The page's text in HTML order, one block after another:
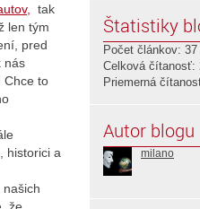
tak
len tým
pred
nás
Chce to
historici a
že
Štatistiky
Počet článkov: 37
Celková čítanosť:
Priemerná
Autor blogu
milano